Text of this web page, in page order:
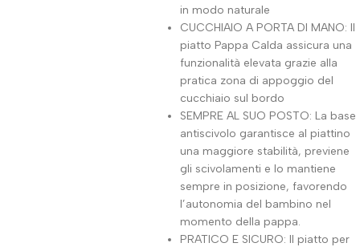
in modo naturale
CUCCHIAIO A PORTA DI MANO: Il
piatto Pappa Calda assicura una
funzionalità elevata grazie alla
pratica zona di appoggio del
cucchiaio sul bordo
SEMPRE AL SUO POSTO: La base
antiscivolo garantisce al piattino
una maggiore stabilità, previene
gli scivolamenti e lo mantiene
sempre in posizione, favorendo
l’autonomia del bambino nel
momento della pappa.
PRATICO E SICURO: Il piatto per